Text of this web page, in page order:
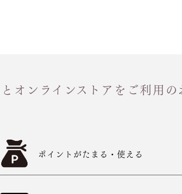
オンラインストアをご利用の
ポイントがたまる・使える